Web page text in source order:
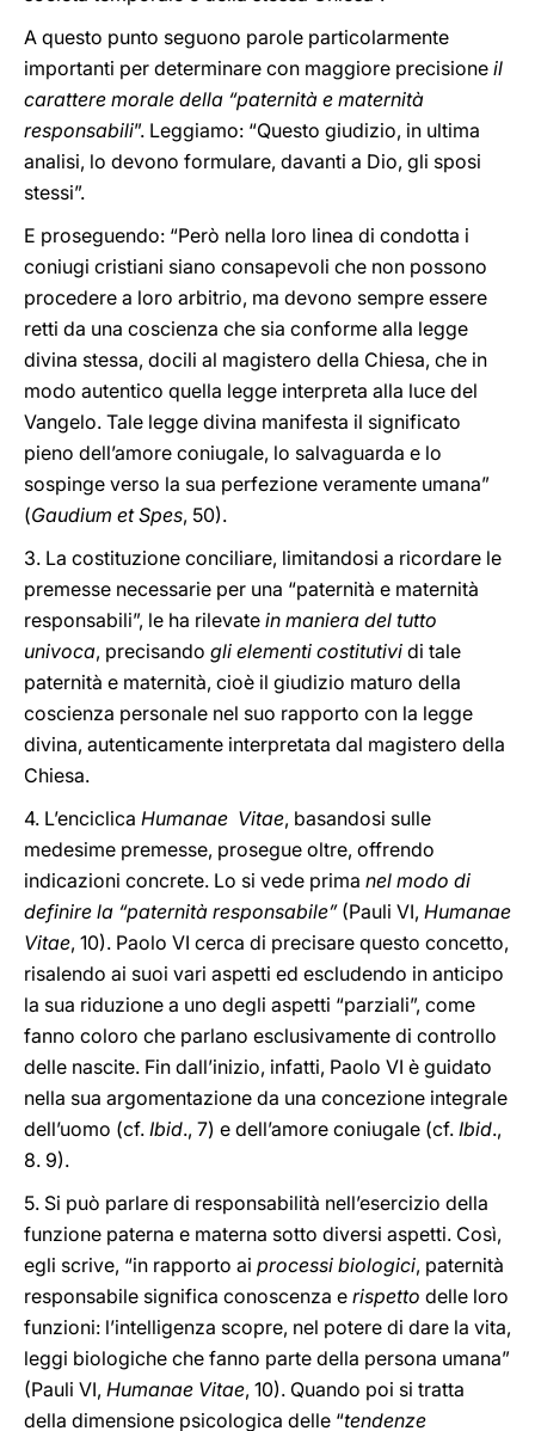
A questo punto seguono parole particolarmente
importanti per determinare con maggiore precisione il
carattere morale della “paternità e maternità
responsabili”. Leggiamo: “Questo giudizio, in ultima
analisi, lo devono formulare, davanti a Dio, gli sposi
stessi”.
E proseguendo: “Però nella loro linea di condotta i
coniugi cristiani siano consapevoli che non possono
procedere a loro arbitrio, ma devono sempre essere
retti da una coscienza che sia conforme alla legge
divina stessa, docili al magistero della Chiesa, che in
modo autentico quella legge interpreta alla luce del
Vangelo. Tale legge divina manifesta il significato
pieno dell’amore coniugale, lo salvaguarda e lo
sospinge verso la sua perfezione veramente umana”
(Gaudium et Spes, 50).
3. La costituzione conciliare, limitandosi a ricordare le
premesse necessarie per una “paternità e maternità
responsabili”, le ha rilevate in maniera del tutto
univoca, precisando gli elementi costitutivi di tale
paternità e maternità, cioè il giudizio maturo della
coscienza personale nel suo rapporto con la legge
divina, autenticamente interpretata dal magistero della
Chiesa.
4. L’enciclica Humanae Vitae, basandosi sulle
medesime premesse, prosegue oltre, offrendo
indicazioni concrete. Lo si vede prima nel modo di
definire la “paternità responsabile”(Pauli VI, Humanae
Vitae, 10). Paolo VI cerca di precisare questo concetto,
risalendo ai suoi vari aspetti ed escludendo in anticipo
la sua riduzione a uno degli aspetti “parziali”, come
fanno coloro che parlano esclusivamente di controllo
delle nascite. Fin dall’inizio, infatti, Paolo VI è guidato
nella sua argomentazione da una concezione integrale
dell’uomo (cf. Ibid., 7) e dell’amore coniugale (cf. Ibid.,
8. 9).
5. Si può parlare di responsabilità nell’esercizio della
funzione paterna e materna sotto diversi aspetti. Così,
egli scrive, “in rapporto ai processi biologici, paternità
responsabile significa conoscenza e rispetto delle loro
funzioni: l’intelligenza scopre, nel potere di dare la vita,
leggi biologiche che fanno parte della persona umana”
(Pauli VI, Humanae Vitae, 10). Quando poi si tratta
della dimensione psicologica delle “tendenze